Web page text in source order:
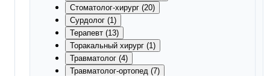
Стоматолог-хирург (20)
Сурдолог (1)
Терапевт (13)
Торакальный хирург (1)
Травматолог (4)
Травматолог-ортопед (7)